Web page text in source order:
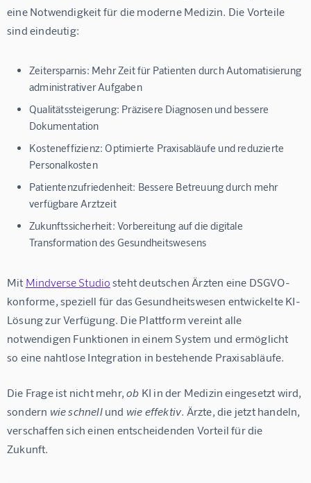
eine Notwendigkeit für die moderne Medizin. Die Vorteile
sind eindeutig:
Zeitersparnis: Mehr Zeit für Patienten durch Automatisierung
administrativer Aufgaben
Qualitätssteigerung: Präzisere Diagnosen und bessere
Dokumentation
Kosteneffizienz: Optimierte Praxisabläufe und reduzierte
Personalkosten
Patientenzufriedenheit: Bessere Betreuung durch mehr
verfügbare Arztzeit
Zukunftssicherheit: Vorbereitung auf die digitale
Transformation des Gesundheitswesens
Mit Mindverse Studio steht deutschen Ärzten eine DSGVO-
konforme, speziell für das Gesundheitswesen entwickelte KI-
Lösung zur Verfügung. Die Plattform vereint alle
notwendigen Funktionen in einem System und ermöglicht
so eine nahtlose Integration in bestehende Praxisabläufe.
Die Frage ist nicht mehr, ob KI in der Medizin eingesetzt wird,
sondern wie schnell und wie effektiv . Ärzte, die jetzt handeln,
verschaffen sich einen entscheidenden Vorteil für die
Zukunft.